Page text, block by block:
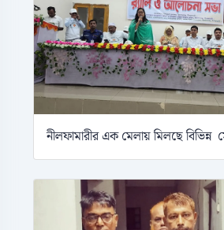
নীলফামারীর এক মেলায় মিলছে বিভিন্ন